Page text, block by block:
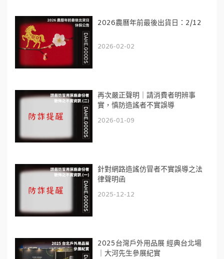
2026農曆年前最後出貨日：2/12
2026-02-02
再次嚴正聲明｜請消費者明辨事
實，慎防造謠者不實誤導
2026-01-09
針對網路造謠仿冒者不實誤導之法
律聲明函
2025-12-12
2025台灣戶外用品展 經典台北場
｜大河先生參展紀實